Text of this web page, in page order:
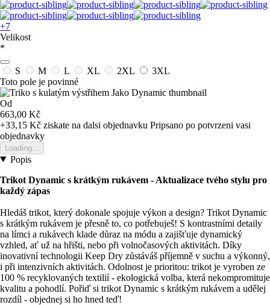
+7
Velikost
*
S M L XL 2XL
3XL
Toto pole je povinné
Od
663,00 Kč
+33,15 Kč ziskate na dalsi objednavku Pripsano po potvrzeni vasi
objednavky
Loading...
Popis
Trikot Dynamic s krátkým rukávem - Aktualizace tvého stylu pro
každý zápas
Hledáš trikot, který dokonale spojuje výkon a design? Trikot Dynamic
s krátkým rukávem je přesně to, co potřebuješ! S kontrastními detaily
na límci a rukávech klade důraz na módu a zajišťuje dynamický
vzhled, ať už na hřišti, nebo při volnočasových aktivitách. Díky
inovativní technologii Keep Dry zůstáváš příjemně v suchu a výkonný,
i při intenzivních aktivitách. Odolnost je prioritou: trikot je vyroben ze
100 % recyklovaných textilií - ekologická volba, která nekompromituje
kvalitu a pohodlí. Pořiď si trikot Dynamic s krátkým rukávem a udělej
rozdíl - objednej si ho hned teď!